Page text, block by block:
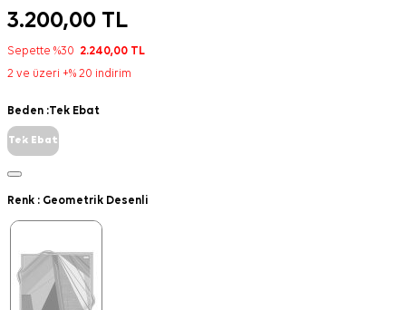
3.200,00 TL
Sepette %30 2.240,00 TL
2 ve üzeri +% 20 indirim
Beden :Tek Ebat
Tek Ebat
Renk : Geometrik Desenli